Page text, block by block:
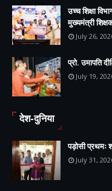
उच्च शिक्षा
मुख्यमंत्री
July 26,
प्रो. उमापति
July 19,
देश-दुनिया
पड़ोसी प्रथमः
July 31,